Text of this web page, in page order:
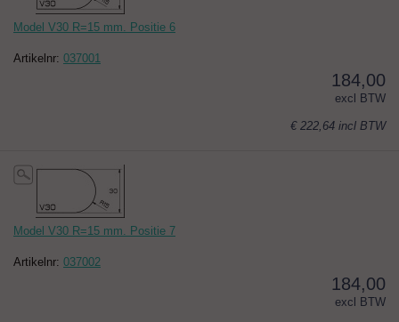
Model V30 R=15 mm. Positie 6
Artikelnr: 037001
184,00
excl BTW
€ 222,64 incl BTW
Model V30 R=15 mm. Positie 7
Artikelnr: 037002
184,00
excl BTW